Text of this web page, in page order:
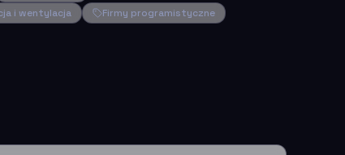
i wentylacja Firmy programistyczne